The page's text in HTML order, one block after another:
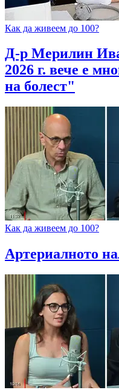
Как да живеем до 100?
Д-р Мерилин
2026 г. вече е
на болест"
Как да живеем до 100?
Артериалното